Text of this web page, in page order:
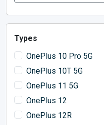
Types
OnePlus 10 Pro 5G
OnePlus 10T 5G
OnePlus 11 5G
OnePlus 12
OnePlus 12R